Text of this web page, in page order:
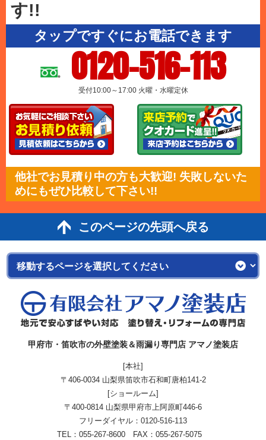
す!!
タップですぐにお電話できます
0120-516-113
受付10:00～17:00 火曜・水曜定休
他社でお見積り中の方も大歓迎! 失敗しないた
めにもぜひ比較して下さい!!
このページの先頭へ戻る
甲府市・笛吹市の外壁塗装＆雨漏り専門店 アマノ塗装店
[本社]
〒406-0034 山梨県笛吹市石和町唐柏141-2
[ショールーム]
〒400-0814 山梨県甲府市上阿原町446-6
フリーダイヤル： 0120-516-113
TEL：055-267-8600 FAX：055-267-5075